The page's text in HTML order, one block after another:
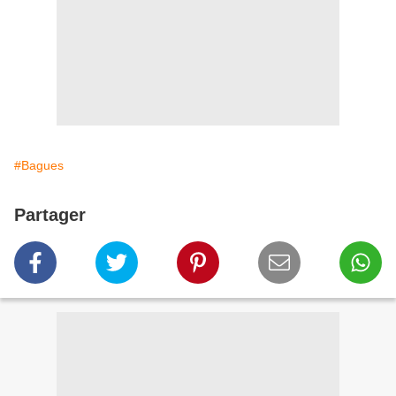
#Bagues
Partager